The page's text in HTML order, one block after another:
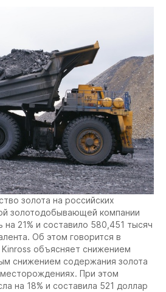
золота на российских
золотодобывающей компании
на 21% и составило 580,451 тысяч
Об этом говорится в
объясняет снижением
снижением содержания золота
При этом
на 18% и составила 521 доллар